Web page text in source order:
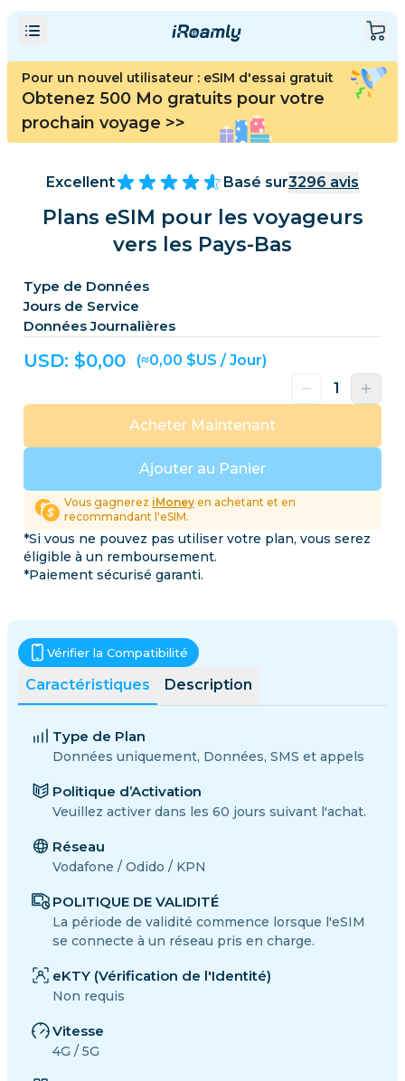
Pour un nouvel utilisateur : eSIM d'essai gratuit
Obtenez 500 Mo gratuits pour votre
prochain voyage >>
Excellent Basé sur3296 avis
Plans eSIM pour les voyageurs
vers les Pays-Bas
Type de Données
Jours de Service
Données Journalières
USD: $0,00 (≈0,00 $US / Jour)
Ajouter au Panier
Acheter Maintenant
Vous gagnerez iMoney en achetant et en
recommandant l'eSIM.
*Si vous ne pouvez pas utiliser votre plan, vous serez
éligible à un remboursement.
*Paiement sécurisé garanti.
Caractéristiques Description
Vérifier la Compatibilité
Type de Plan
Données uniquement, Données, SMS et appels
Politique d’Activation
Veuillez activer dans les 60 jours suivant l'achat.
Réseau
Vodafone / Odido / KPN
POLITIQUE DE VALIDITÉ
La période de validité commence lorsque l'eSIM
se connecte à un réseau pris en charge.
eKTY (Vérification de l'Identité)
Non requis
Vitesse
4G / 5G